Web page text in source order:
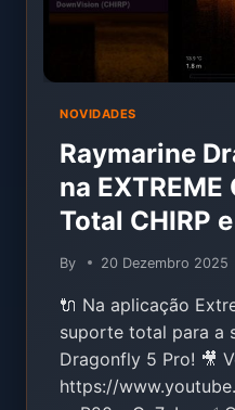
NOVIDADES
Raymarine
na
Total CHIRP
By 20 Dezembro 2025
🔌 Na aplicação
suporte total para a
Dragonfly 5 Pro! 🎥
https://